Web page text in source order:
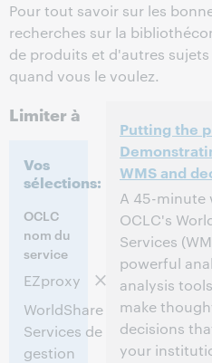
Pour tout savoir sur les
recherches sur la
de produits et d'autres
quand vous le voulez.
Limiter à
Vos
sélections:
OCLC
nom du
service
EZproxy
WorldShare
Services de
gestion
Putting the
WMS and
A 45-minute
OCLC's
Services
powerful
analysis
make
decisions
your